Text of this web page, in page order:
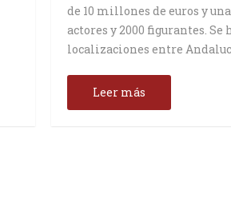
de 10 millones de euros y
actores y 2000 figurantes. Se
localizaciones entre
Leer más